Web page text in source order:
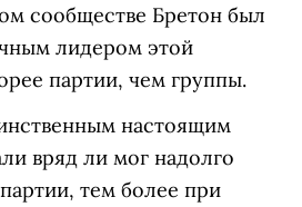
сообществе Бретон был
лидером этой
партии, чем группы.
настоящим
вряд ли мог надолго
тем более при